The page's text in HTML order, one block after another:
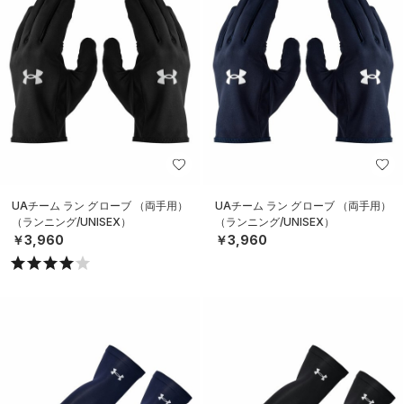
UAチーム ラン グローブ （両手用）
（ランニング/UNISEX）
￥3,960
UAチーム ラン グローブ （両手用）
（ランニング/UNISEX）
￥3,960